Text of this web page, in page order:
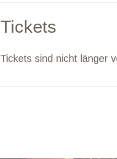
Tickets
Tickets sind nicht länger